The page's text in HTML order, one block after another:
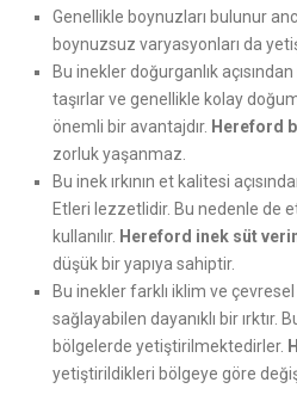
Genellikle boynuzları bulunur
boynuzsuz varyasyonları da
Bu inekler doğurganlık
taşırlar ve genellikle kolay
önemli bir avantajdır. Hereford
zorluk yaşanmaz.
Bu inek ırkının et kalitesi
Etleri lezzetlidir. Bu nedenle de
kullanılır. Hereford inek süt
düşük bir yapıya sahiptir.
Bu inekler farklı iklim ve
sağlayabilen dayanıklı bir ırktır.
bölgelerde yetiştirilmektedirler.
yetiştirildikleri bölgeye göre